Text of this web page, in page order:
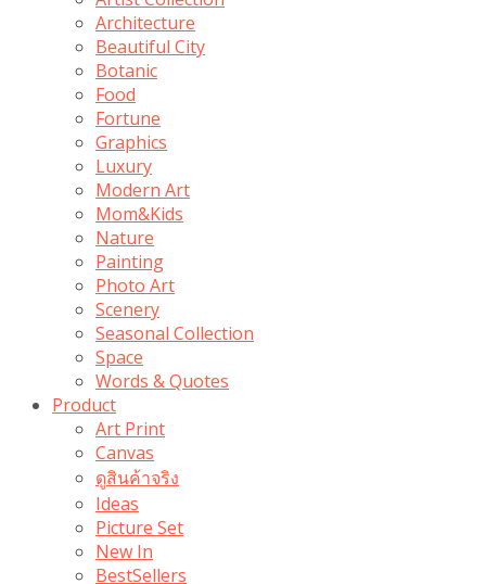
Architecture
Beautiful City
Botanic
Food
Fortune
Graphics
Luxury
Modern Art
Mom&Kids
Nature
Painting
Photo Art
Scenery
Seasonal Collection
Space
Words & Quotes
Product
Art Print
Canvas
ดูสินค้าจริง
Ideas
Picture Set
New In
BestSellers